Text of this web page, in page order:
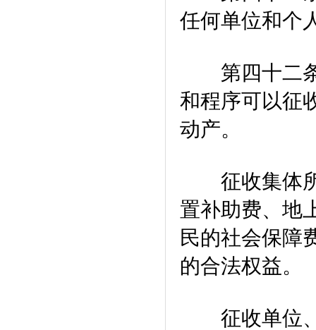
任何单位和个
第四十二条
和程序可以征
动产。
征收集体所
置补助费、地
民的社会保障
的合法权益。
征收单位、